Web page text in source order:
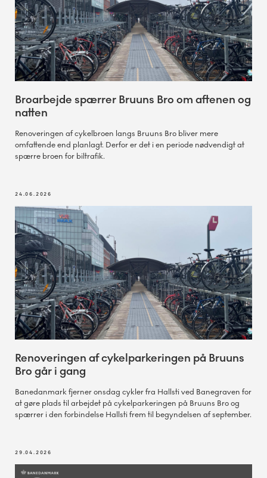
Broarbejde spærrer Bruuns Bro om aftenen og
natten
Renoveringen af cykelbroen langs Bruuns Bro bliver mere
omfattende end planlagt. Derfor er det i en periode nødvendigt at
spærre broen for biltrafik.
24.06.2026
Renoveringen af cykelparkeringen på Bruuns
Bro går i gang
Banedanmark fjerner onsdag cykler fra Hallsti ved Banegraven for
at gøre plads til arbejdet på cykelparkeringen på Bruuns Bro og
spærrer i den forbindelse Hallsti frem til begyndelsen af september.
29.04.2026